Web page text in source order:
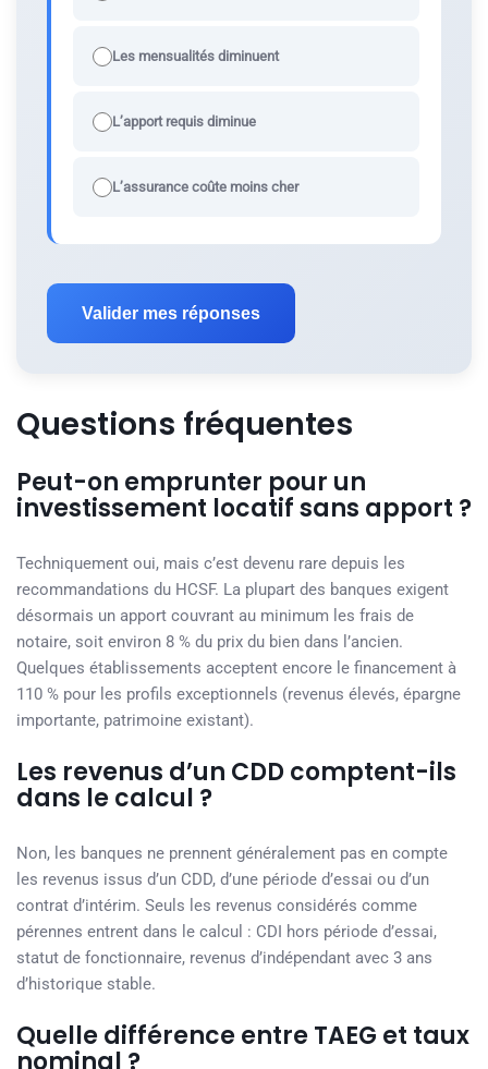
Les mensualités diminuent
L’apport requis diminue
L’assurance coûte moins cher
Valider mes réponses
Questions fréquentes
Peut-on emprunter pour un
investissement locatif sans apport ?
Techniquement oui, mais c’est devenu rare depuis les
recommandations du HCSF. La plupart des banques exigent
désormais un apport couvrant au minimum les frais de
notaire, soit environ 8 % du prix du bien dans l’ancien.
Quelques établissements acceptent encore le financement à
110 % pour les profils exceptionnels (revenus élevés, épargne
importante, patrimoine existant).
Les revenus d’un CDD comptent-ils
dans le calcul ?
Non, les banques ne prennent généralement pas en compte
les revenus issus d’un CDD, d’une période d’essai ou d’un
contrat d’intérim. Seuls les revenus considérés comme
pérennes entrent dans le calcul : CDI hors période d’essai,
statut de fonctionnaire, revenus d’indépendant avec 3 ans
d’historique stable.
Quelle différence entre TAEG et taux
nominal ?